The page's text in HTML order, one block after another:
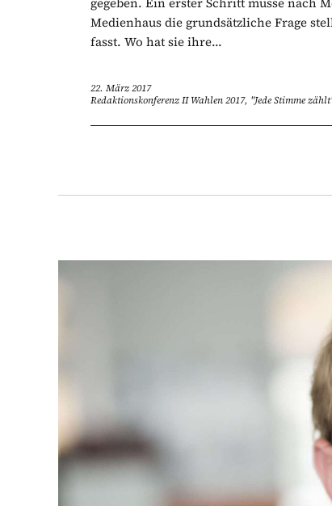
Medienhaus die grundsätzliche Frage
fasst. Wo hat sie ihre...
22. März 2017
Redaktionskonferenz II Wahlen 2017, "Jede Stimme